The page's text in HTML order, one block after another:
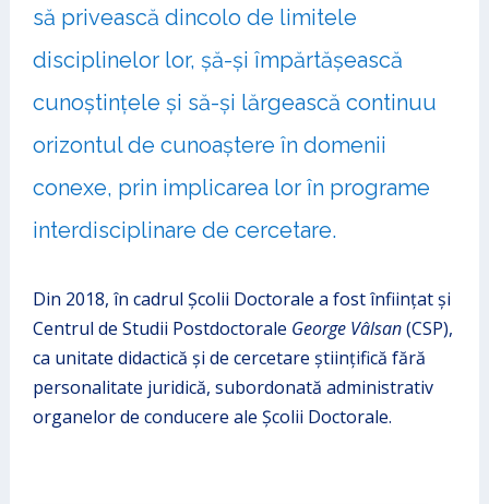
(site engleză)
să privească dincolo de limitele
disciplinelor lor, șă-și împărtășească
cunoștințele și să-și lărgească continuu
orizontul de cunoaștere în domenii
conexe, prin implicarea lor în programe
interdisciplinare de cercetare.
Din 2018, în cadrul Școlii Doctorale a fost înființat și
Centrul de Studii Postdoctorale George Vâlsan(CSP),
ca unitate didactică și de cercetare științifică fără
personalitate juridică, subordonată administrativ
organelor de conducere ale Școlii Doctorale.